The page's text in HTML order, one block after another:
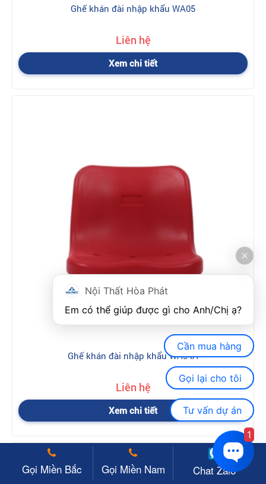
Ghế khán đài nhập khẩu WA05
Liên hệ
Xem chi tiết
Ghế khán đài nhập khẩu WA04A
Liên hệ
Xem chi tiết
Gọi Miền Bắc Gọi Miền Nam Chat Zalo
Nội Thất Hòa Phát
Cần mua hàng
Gọi lại cho tôi
Tư vấn dự án
1